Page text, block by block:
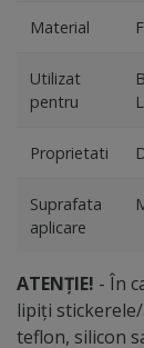
Material
Utilizat
pentru
Proprietati
Suprafata
aplicare
ATENȚIE! - În
lipiți
teflon, silicon